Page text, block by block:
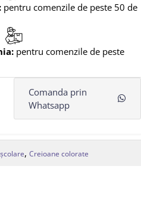
pentru comenzile de peste 50 de
pentru comenzile de peste
Comanda prin
Whatsapp
, Creioane colorate